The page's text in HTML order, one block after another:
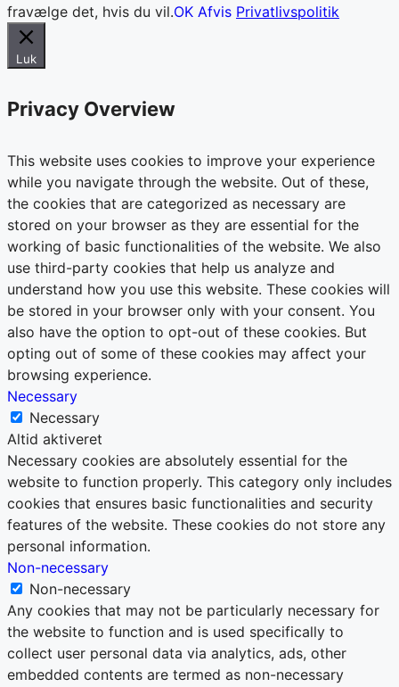
fravælge det, hvis du vil.OK Afvis Privatlivspolitik
Luk
Privacy Overview
This website uses cookies to improve your experience
while you navigate through the website. Out of these,
the cookies that are categorized as necessary are
stored on your browser as they are essential for the
working of basic functionalities of the website. We also
use third-party cookies that help us analyze and
understand how you use this website. These cookies will
be stored in your browser only with your consent. You
also have the option to opt-out of these cookies. But
opting out of some of these cookies may affect your
browsing experience.
Necessary
Necessary
Altid aktiveret
Necessary cookies are absolutely essential for the
website to function properly. This category only includes
cookies that ensures basic functionalities and security
features of the website. These cookies do not store any
personal information.
Non-necessary
Non-necessary
Any cookies that may not be particularly necessary for
the website to function and is used specifically to
collect user personal data via analytics, ads, other
embedded contents are termed as non-necessary